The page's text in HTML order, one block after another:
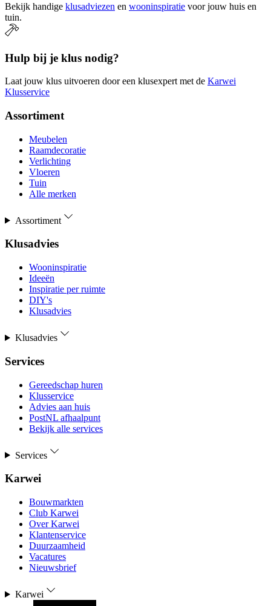
Bekijk handige klusadviezen en wooninspiratie voor jouw huis en
tuin.
Hulp bij je klus nodig?
Laat jouw klus uitvoeren door een klusexpert met de Karwei
Klusservice
Assortiment
Meubelen
Raamdecoratie
Verlichting
Vloeren
Tuin
Alle merken
Assortiment
Klusadvies
Wooninspiratie
Ideeën
Inspiratie per ruimte
DIY's
Klusadvies
Klusadvies
Services
Gereedschap huren
Klusservice
Advies aan huis
PostNL afhaalpunt
Bekijk alle services
Services
Karwei
Bouwmarkten
Club Karwei
Over Karwei
Klantenservice
Duurzaamheid
Vacatures
Nieuwsbrief
Karwei